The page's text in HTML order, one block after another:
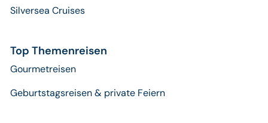
Silversea Cruises
Top Themenreisen
Gourmetreisen
Geburtstagsreisen & private Feiern